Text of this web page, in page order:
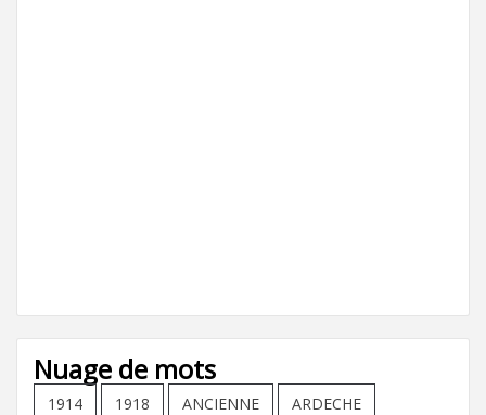
Nuage de mots
1914 1918 ANCIENNE ARDECHE